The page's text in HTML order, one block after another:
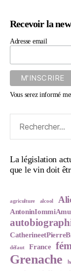
Recevoir la
Adresse email
Vous serez informé
La législation
que le vin doit
agriculture alcool
défaut France
Grenache